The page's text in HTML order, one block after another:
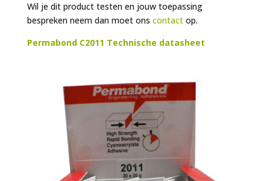
Wil je dit product testen en jouw toepassing
bespreken neem dan moet ons contactop.
Permabond C2011 Technische datasheet